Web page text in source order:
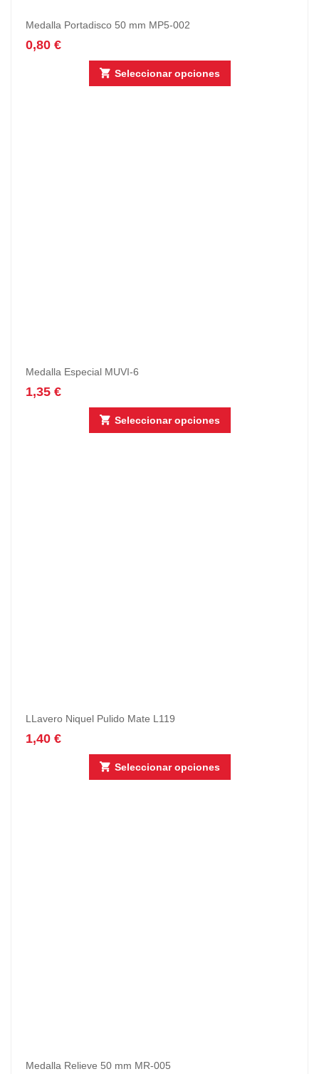
Medalla Portadisco 50 mm MP5-002
0,80 €
Seleccionar opciones
Medalla Especial MUVI-6
1,35 €
Seleccionar opciones
LLavero Niquel Pulido Mate L119
1,40 €
Seleccionar opciones
Medalla Relieve 50 mm MR-005